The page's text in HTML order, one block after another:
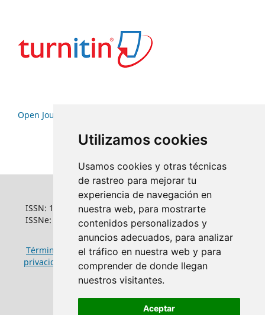
Utilizamos cookies
Usamos cookies y otras técnicas
de rastreo para mejorar tu
experiencia de navegación en
nuestra web, para mostrarte
contenidos personalizados y
anuncios adecuados, para analizar
el tráfico en nuestra web y para
comprender de donde llegan
nuestros visitantes.
Aceptar
Open Journal Systems
ISSN: 1022-6508
ISSNe: 1681-5653
Términos y condiciones de uso|Política de
privacidad
Política de cookies